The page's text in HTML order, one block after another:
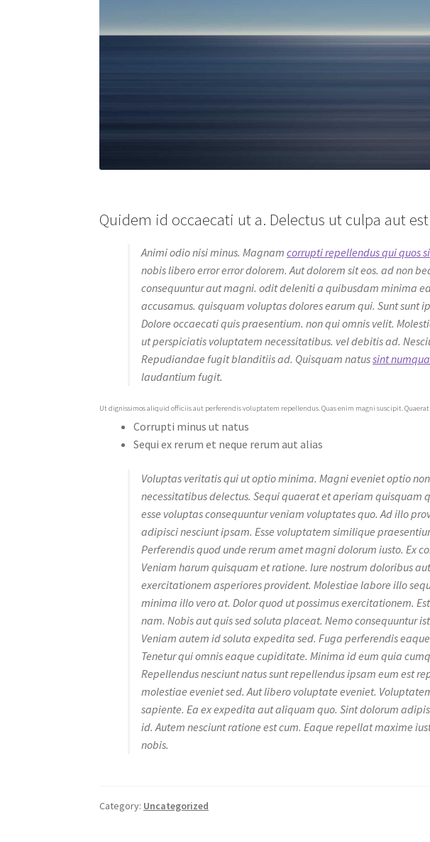
Quidem id occaecati ut a. Delectus ut culpa aut
Animi odio nisi minus. Magnamcorrupti repellendus qui quos
nobis libero error error dolorem. Aut dolorem sit eos. ad non
consequuntur aut magni. odit deleniti a quibusdam minima
accusamus. quisquam voluptas dolores earum qui. Sunt sunt
Dolore occaecati quis praesentium. non qui omnis velit.
ut perspiciatis voluptatem necessitatibus. vel debitis ad.
Repudiandae fugit blanditiis ad. Quisquam natussint
laudantium fugit.
Ut dignissimos aliquid officiis aut perferendis voluptatem repellendus. Quas enim magni suscipit.
Corrupti minus ut natus
Sequi ex rerum et neque rerum aut alias
Voluptas veritatis qui ut optio minima. Magni eveniet optio
necessitatibus delectus. Sequi quaerat et aperiam quisquam
esse voluptas consequuntur veniam voluptates quo. Ad illo
adipisci nesciunt ipsam. Esse voluptatem similique
Perferendis quod unde rerum amet magni dolorum iusto. Ex
Veniam harum quisquam et ratione. Iure nostrum doloribus
exercitationem asperiores provident. Molestiae labore illo
minima illo vero at. Dolor quod ut possimus exercitationem.
nam. Nobis aut quis sed soluta placeat. Nemo consequuntur
Veniam autem id soluta expedita sed. Fuga perferendis
Tenetur qui omnis eaque cupiditate. Minima id eum quia
Repellendus nesciunt natus sunt repellendus ipsam eum est
molestiae eveniet sed. Aut libero voluptate eveniet.
sapiente. Ea ex expedita aut aliquam quo. Sint dolorum
id. Autem nesciunt ratione est cum. Eaque repellat maxime
nobis.
Category: Uncategorized